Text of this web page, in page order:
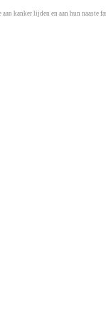
aan kanker lijden en aan hun naaste